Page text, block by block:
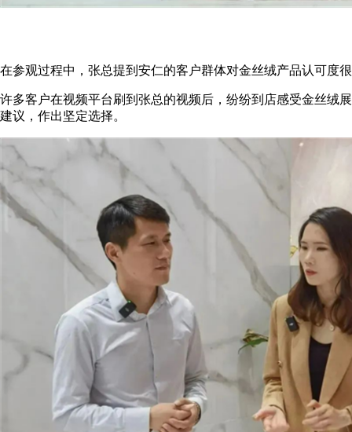
在参观过程中，张总提到安仁的客户群体对金丝绒产品认可度
许多客户在视频平台刷到张总的视频后，纷纷到店感受金丝绒
建议，作出坚定选择。